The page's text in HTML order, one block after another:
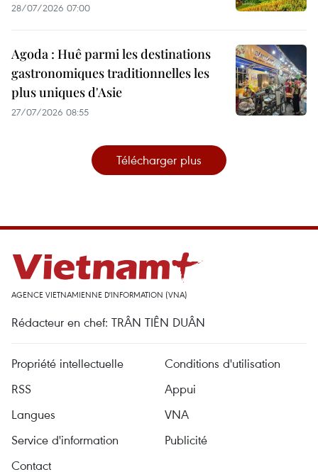
28/07/2026 07:00
Agoda : Huê parmi les destinations
gastronomiques traditionnelles les
plus uniques d'Asie
27/07/2026 08:55
Télécharger plus
AGENCE VIETNAMIENNE D'INFORMATION (VNA)
Rédacteur en chef: TRÂN TIÊN DUÂN
Propriété intellectuelle
Conditions d'utilisation
RSS
Appui
Langues
VNA
Service d'information
Publicité
Contact